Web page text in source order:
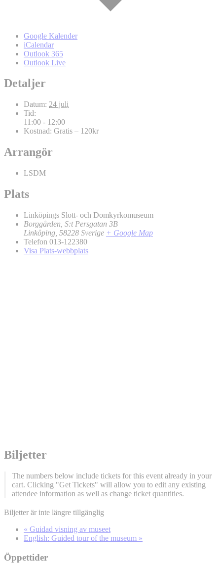
Google Kalender
iCalendar
Outlook 365
Outlook Live
Detaljer
Datum: 24 juli
Tid:
11:00 - 12:00
Kostnad: Gratis – 120kr
Arrangör
LSDM
Plats
Linköpings Slott- och Domkyrkomuseum
Borggården, S:t Persgatan 3B
Linköping 58228 Sverige + Google Map
Telefon 013-122380
Visa Plats-webbplats
Biljetter
The numbers below include tickets for this event already in your
cart. Clicking "Get Tickets" will allow you to edit any existing
attendee information as well as change ticket quantities.
Biljetter är inte längre tillgänglig
« Guidad visning av museet
English: Guided tour of the museum »
Öppettider